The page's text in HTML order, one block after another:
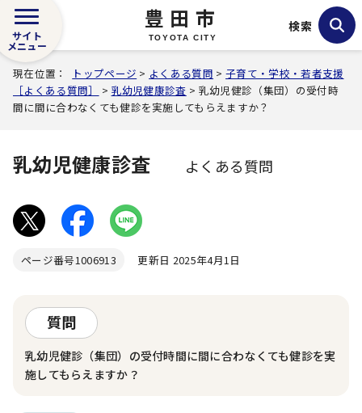
豊田市
TOYOTA CITY
サイト
メニュー
検索
現在位置： トップページ > よくある質問 >子育て・学校・若者支援
［よくある質問］
> 乳幼児健康診査 > 乳幼児健診（集団）の受付時
間に間に合わなくても健診を実施してもらえますか？
乳幼児健康診査 よくある質問
ページ番号1006913 更新日 2025年4月1日
質問
乳幼児健診（集団）の受付時間に間に合わなくても健診を実
施してもらえますか？